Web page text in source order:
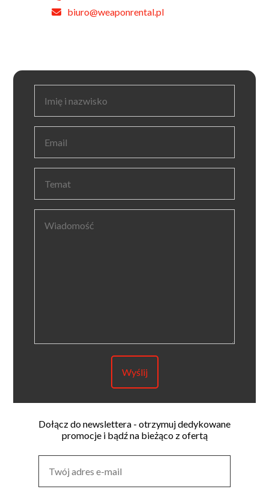
biuro@weaponrental.pl
Dołącz do newslettera - otrzymuj dedykowane
promocje i bądź na bieżąco z ofertą